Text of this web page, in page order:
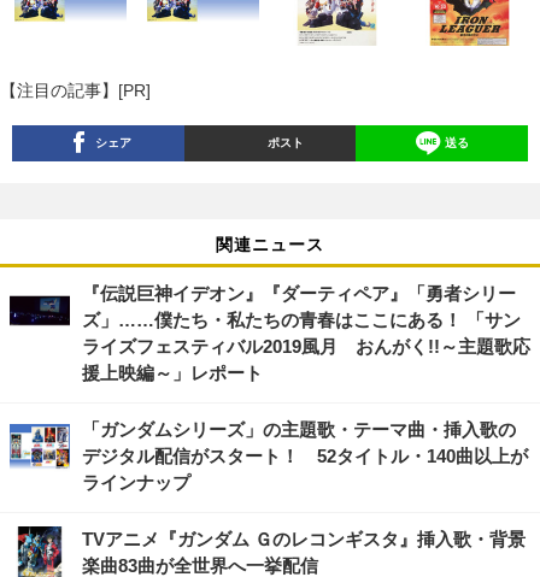
【注目の記事】[PR]
シェア ポスト 送る
関連ニュース
『伝説巨神イデオン』『ダーティペア』「勇者シリー
ズ」……僕たち・私たちの青春はここにある！ 「サン
ライズフェスティバル2019風月 おんがく!!～主題歌応
援上映編～」レポート
「ガンダムシリーズ」の主題歌・テーマ曲・挿入歌の
デジタル配信がスタート！ 52タイトル・140曲以上が
ラインナップ
TVアニメ『ガンダム Ｇのレコンギスタ』挿入歌・背景
楽曲83曲が全世界へ一挙配信